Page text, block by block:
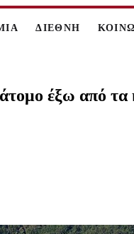
ΔΙΕΘΝΗ
έξω από τα